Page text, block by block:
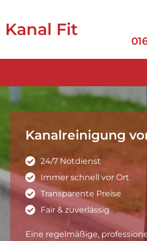
Kanal Fit
Kanalreinigung
24/7 Notdienst
Immer schnell vor Ort
Transparente Preise
Fair & zuverlässig
Eine regelmäßige,